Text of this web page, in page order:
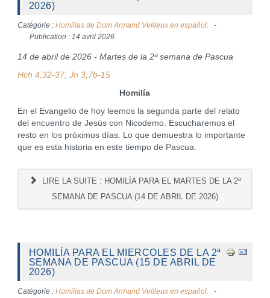
2026)
Catégorie : Homilías de Dom Armand Veilleux en español.
Publication : 14 avril 2026
14 de abril de 2026 - Martes de la 2ª semana de Pascua
Hch 4,32-37; Jn 3,7b-15
Homilía
En el Evangelio de hoy leemos la segunda parte del relato
del encuentro de Jesús con Nicodemo. Escucharemos el
resto en los próximos días. Lo que demuestra lo importante
que es esta historia en este tiempo de Pascua.
LIRE LA SUITE : HOMILÍA PARA EL MARTES DE LA 2ª
SEMANA DE PASCUA (14 DE ABRIL DE 2026)
HOMILÍA PARA EL MIERCOLES DE LA 2ª
SEMANA DE PASCUA (15 DE ABRIL DE
2026)
Catégorie : Homilías de Dom Armand Veilleux en español.